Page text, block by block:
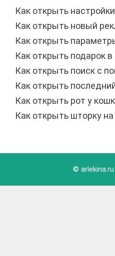
Как открыть
Как открыть новый
Как открыть
Как открыть подарок
Как открыть поиск с
Как открыть
Как открыть рот у
Как открыть шторку
©